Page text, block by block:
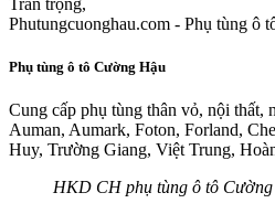
Trân trọng,
Phutungcuonghau.com - Phụ tùng ô
Phụ tùng ô tô Cường Hậu
Cung cấp phụ tùng thân vỏ, nội thất,
Auman, Aumark, Foton, Forland,
Huy, Trường Giang, Việt Trung,
HKD CH phụ tùng ô tô